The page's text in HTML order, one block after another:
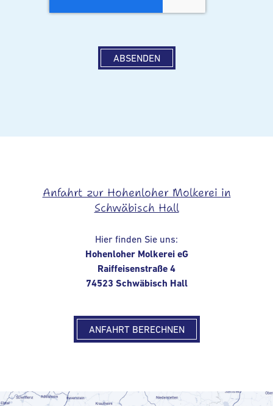
Anfahrt zur Hohenloher Molkerei in
Schwäbisch Hall
Hier finden Sie uns:
Hohenloher Molkerei eG
Raiffeisenstraße 4
74523 Schwäbisch Hall
ANFAHRT BERECHNEN